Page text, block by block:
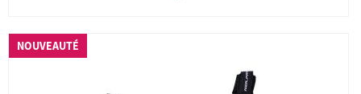
NOUVEAUTÉ